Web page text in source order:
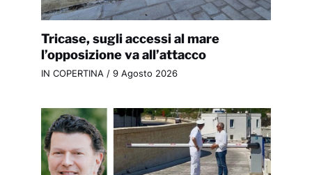
Tricase, sugli accessi al mare
l’opposizione va all’attacco
IN COPERTINA / 9 Agosto 2026